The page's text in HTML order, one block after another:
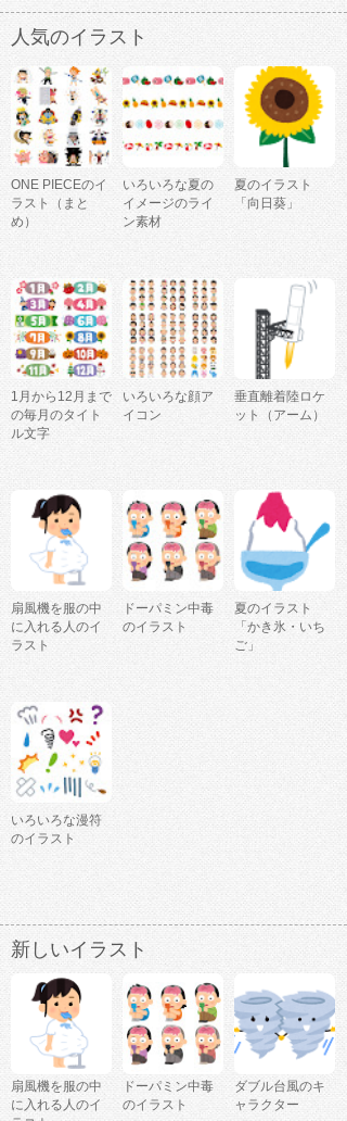
人気のイラスト
ONE PIECEのイ
ラスト（まと
め）
いろいろな夏の
イメージのライ
ン素材
夏のイラスト
「向日葵」
1月から12月まで
の毎月のタイト
ル文字
いろいろな顔ア
イコン
垂直離着陸ロケ
ット（アーム）
扇風機を服の中
に入れる人のイ
ラスト
ドーパミン中毒
のイラスト
夏のイラスト
「かき氷・いち
ご」
いろいろな漫符
のイラスト
新しいイラスト
扇風機を服の中
に入れる人のイ
ドーパミン中毒
のイラスト
ダブル台風のキ
ャラクター